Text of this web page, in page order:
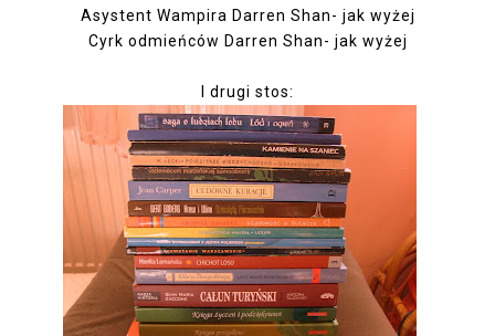
Asystent Wampira Darren Shan- jak wyżej
Cyrk odmieńców Darren Shan- jak wyżej
I drugi stos: